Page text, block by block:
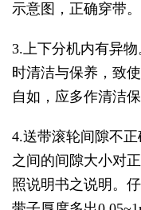
示意图，正确穿带。
3.上下分机内有异
时清洁与保养，致
自如，应多作清洁保
4.送带滚轮间隙不
之间的间隙大小对
照说明书之说明。